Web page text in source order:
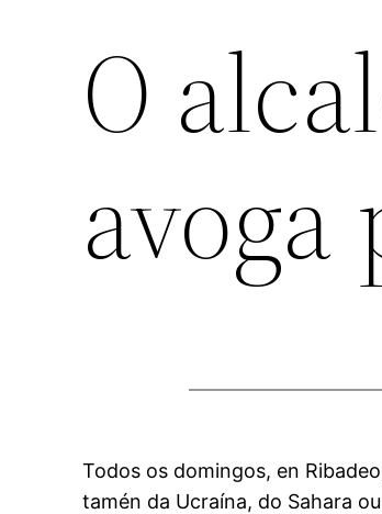
O
avoga
Todos os domingos, en
tamén da Ucraína, do Sahara